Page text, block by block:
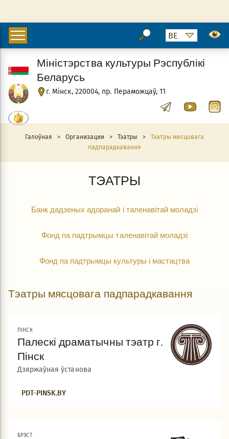
г. Мінск, 220004, пр. Пераможцаў, 11
Міністэрства культуры Рэспублікі
Беларусь
Галоўная > Организации > Тэатры >
Тэатры мясцовага
падпарадкавання
ТЭАТРЫ
Банк дадзеных адоранай і таленавітай моладзі
Фонд па падтрымцы таленавітай моладзі
Фонд па падтрымцы культуры і мастацтва
Тэатры мясцовага падпарадкавання
ПІНСК
Палескі драматычны тэатр г.
Пінск
Дзяржаўная ўстанова
PDT-PINSK.BY
БРЭСТ